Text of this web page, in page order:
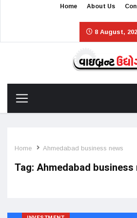
Home About Us
8 August,
Home Ahmedabad business news
Tag: Ahmedabad business